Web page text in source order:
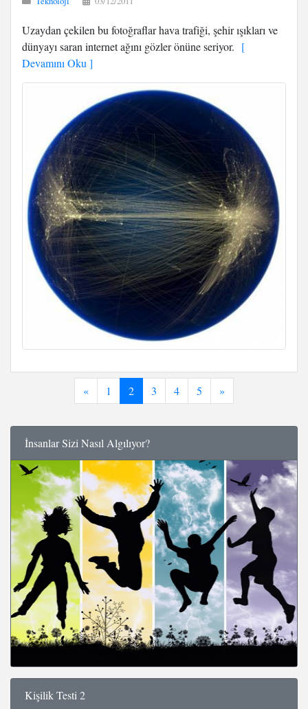
Uzaydan çekilen bu fotoğraflar hava trafiği, şehir ışıkları ve
dünyayı saran internet ağını gözler önüne seriyor. [
Devamını Oku ]
« 1 2 3 4 5 »
İnsanlar Sizi Nasıl Algılıyor?
Kişilik Testi 2